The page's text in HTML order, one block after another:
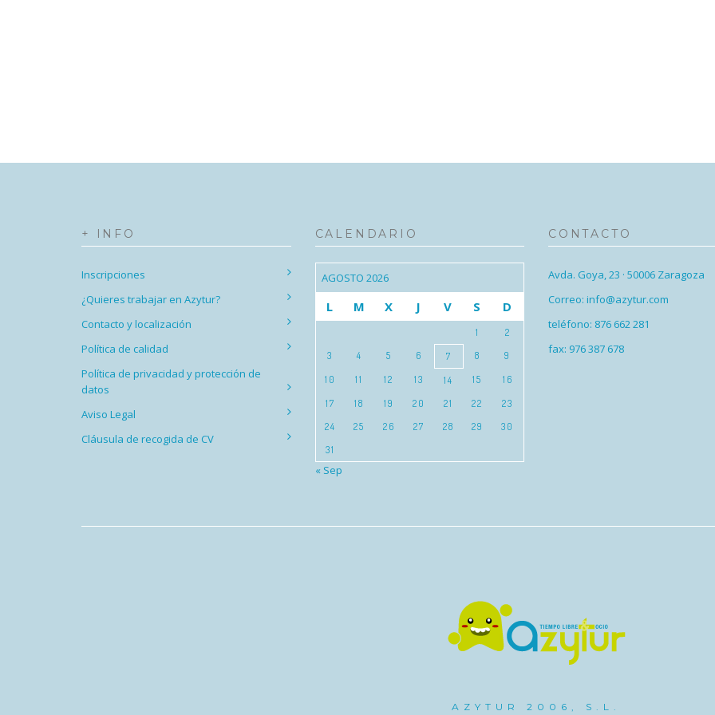
+ INFO
Inscripciones
¿Quieres trabajar en Azytur?
Contacto y localización
Política de calidad
Política de privacidad y protección de
datos
Aviso Legal
Cláusula de recogida de CV
CALENDARIO
AGOSTO 2026
L M X J V S D
1
2
3
4 5 6 7 8
9
10
11 12 13 14 15
16
17
18 19 20 21 22
23
24
25 26 27 28 29
30
31
« Sep
CONTACTO
Avda. Goya, 23 · 50006 Zaragoza
Correo: info@azytur.com
teléfono: 876 662 281
fax: 976 387 678
AZYTUR 2006, S.L.